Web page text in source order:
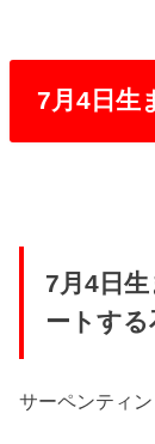
7月4日生
7月4日
ートする
サーペンティン